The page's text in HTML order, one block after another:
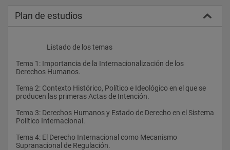
Plan de estudios
                    Listado de los temas
Tema 1: Importancia de la Internacionalización de los
Derechos Humanos.
Tema 2: Contexto Histórico, Político e Ideológico en el que se
producen las primeras Actas de Intención.
Tema 3: Derechos Humanos y Estado de Derecho en el Sistema
Político Internacional.
Tema 4: El Derecho Internacional como Mecanismo
Supranacional de Regulación.